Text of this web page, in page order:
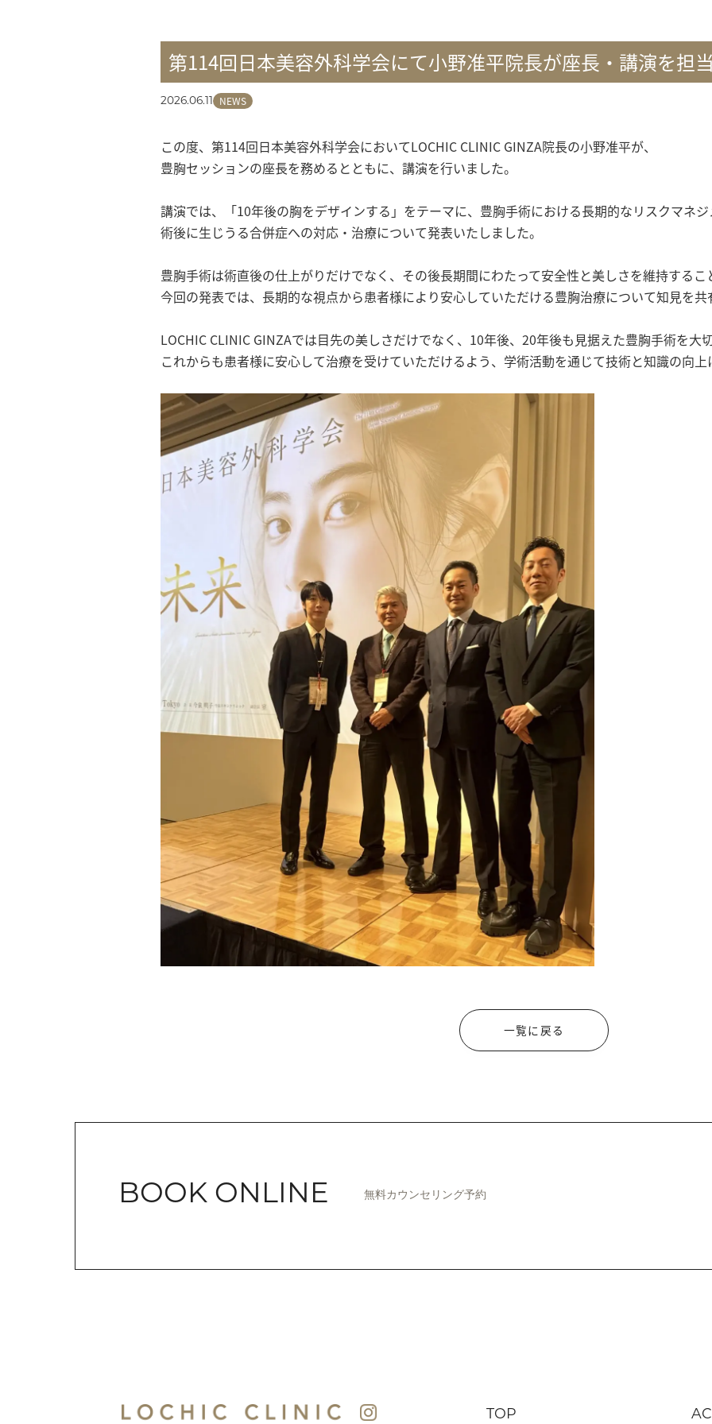
第114回日本美容外科学会にて小野准平院長が座長・講演を担
2026.06.11 NEWS
この度、第114回日本美容外科学会においてLOCHIC CLINIC GINZA院長の小野准平が、
豊胸セッションの座長を務めるとともに、講演を行いました。
講演では、「10年後の胸をデザインする」をテーマに、豊胸手術における長期的なリスクマネジ
術後に生じうる合併症への対応・治療について発表いたしました。
豊胸手術は術直後の仕上がりだけでなく、その後長期間にわたって安全性と美しさを維持するこ
今回の発表では、長期的な視点から患者様により安心していただける豊胸治療について知見を共
LOCHIC CLINIC GINZAでは目先の美しさだけでなく、10年後、20年後も見据えた豊胸手術を大
これからも患者様に安心して治療を受けていただけるよう、学術活動を通じて技術と知識の向上
一覧に戻る
BOOK ONLINE 無料カウンセリング予約
TOP